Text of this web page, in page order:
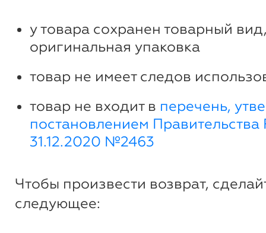
у товара сохранен товарный
оригинальная упаковка
товар не имеет следов
товар не входит в перечень,
постановлением Правительства
31.12.2020 №2463
Чтобы произвести возврат,
следующее: